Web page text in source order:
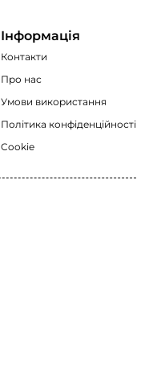
Інформація
Контакти
Про нас
Умови використання
Політика конфіденційності
Cookie